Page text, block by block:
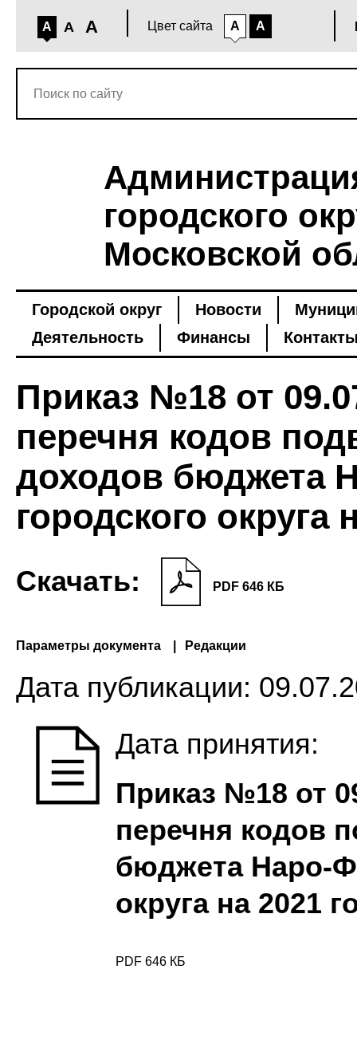
A A A Цвет сайта A A
городского
Московской
Городской округ Новости
Деятельность
Финансы
Приказ №18 от
перечня кодов
доходов бюджета
городского округа
Скачать: PDF 646 КБ
Параметры документа Редакции
Дата публикации:
Дата принятия:
Приказ №18 от
перечня кодов
бюджета Наро-
округа на 2021
PDF 646 КБ